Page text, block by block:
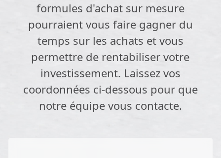
formules d'achat sur mesure
pourraient vous faire gagner du
temps sur les achats et vous
permettre de rentabiliser votre
investissement. Laissez vos
coordonnées ci-dessous pour que
notre équipe vous contacte.